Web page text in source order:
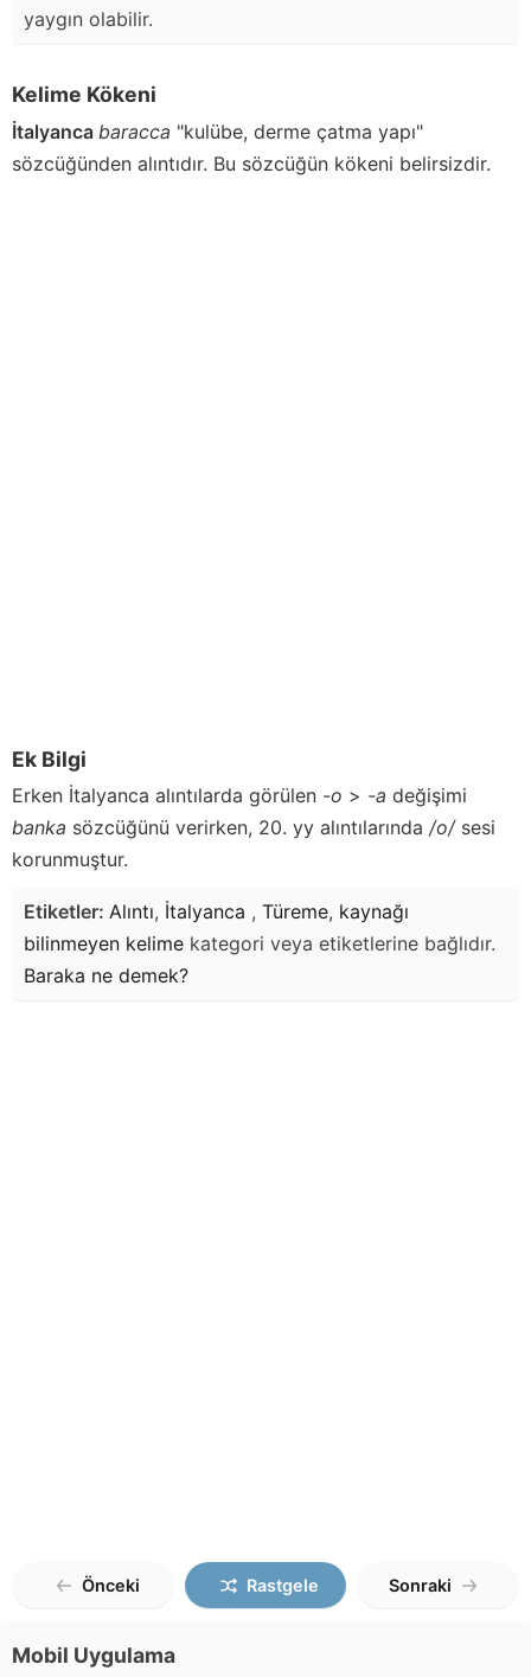
yaygın olabilir.
Kelime Kökeni
İtalyanca baracca "kulübe, derme çatma yapı"
sözcüğünden alıntıdır. Bu sözcüğün kökeni belirsizdir.
Ek Bilgi
Erken İtalyanca alıntılarda görülen -o > -a değişimi
banka sözcüğünü verirken, 20. yy alıntılarında /o/sesi
korunmuştur.
Etiketler: Alıntı, İtalyanca , Türeme, kaynağı
bilinmeyen kelime kategori veya etiketlerine bağlıdır.
Baraka ne demek?
Önceki Rastgele Sonraki
Mobil Uygulama